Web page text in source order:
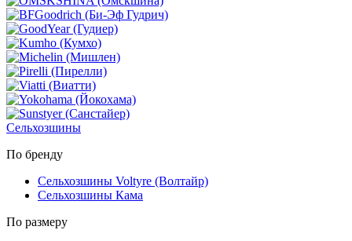
Сельхозшины
По бренду
Сельхозшины Voltyre (Волтайр)
Сельхозшины Кама
По размеру